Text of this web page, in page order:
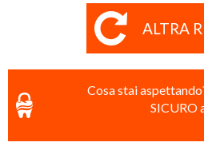
ALTRA
Cosa stai
SICURO